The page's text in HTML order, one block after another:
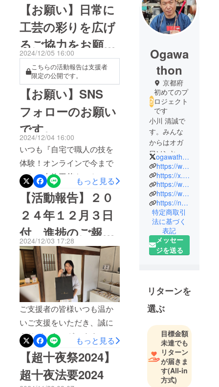
【お願い】日常に
工芸の彩りを広げ
るご協力をお願い
します！
2024/12/05 16:00
こちらの活動報告は支援者
限定の公開です。
【お願い】SNS
フォローのお願い
です。
2024/12/04 16:00
いつも『自宅で職人の技を
体験！オンラインで今まで
にない本格工芸キット』を
応援していただき、誠にあ
りがとうございます！本プ
ロジェクトにご協力いただ
いた素晴らしい職人の皆さ
まや企業のSNSアカウント
を、ぜひフォローしてみて
ください！各アカウントで
は、それぞれの技術や作
品、制作の裏側など、魅力
的な情報が発信されていま
す。フォローしていただく
ことで、日本の伝統工芸を
さらに身近に感じていただ
けると思います！ついでに
「週末工芸」のアカウント
もっと見る
【活動報告】２０
２４年１２月３日
付 進捗のご報告
など
2024/12/03 17:28
ご支援者の皆様いつも温か
いご支援をいただき、誠に
ありがとうございます。２
０２４年１２月３日現在の
進捗状況についてご報告い
たします。１２月３日に
もっと見る
【超十夜祭2024】
超十夜法要2024
Ogawa
thon
京都府
初めてのプ
ロジェクト
です
小川 清誠で
す。みんな
からはオガ
ワソンと呼
ばれていま
す。20年以
上にわたる
法人営業経
験を経て、
現在は起業
家として新
たな挑戦を
続けていま
な問題解決
能力を磨
き、幅広い
業務を経験
しました。
株式会社
Qrethonを創
業し、「週
ogawathon
https://www.facebook.com/ogawa.kiyosei
https://x.com/ogawathon
https://www.linkedin.com/in/kiyoseiogawa/
https://www.instagram.com/ogawathon/
https://note.com/ogawathon
特定商取引
法に基づく
表記
メッセー
ジを送る
リターンを
選ぶ
目標金額
未達でも
リターン
が届きま
す(All-in
方式)